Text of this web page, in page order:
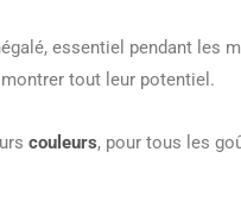
essentiel pendant les
tout leur potentiel.
couleurs, pour tous les